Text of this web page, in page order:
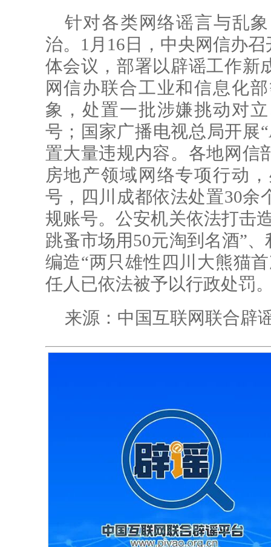
针对各类网络谣言与乱
治。1月16日，中央网信办
体会议，部署以辟谣工作新
网信办联合工业和信息化
象，处置一批涉嫌挑动对
号；国家广播电视总局开展
置大量违规内容。各地网信
房地产领域网络专项行动
号，四川成都依法处置30余
规账号。公安机关依法打击
跳蚤市场用50元淘到名酒”
编造“两只雄性四川大熊猫
任人已依法被予以行政处罚
来源：中国互联网联合辟